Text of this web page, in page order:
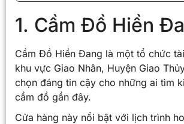
1. Cầm Đồ Hiền
Cầm Đồ Hiền Đang là một tổ chức
khu vực Giao Nhân, Huyện Giao
chọn đáng tin cậy cho những ai tìm
cầm đồ gần đây.
Cửa hàng này nổi bật với lịch trình